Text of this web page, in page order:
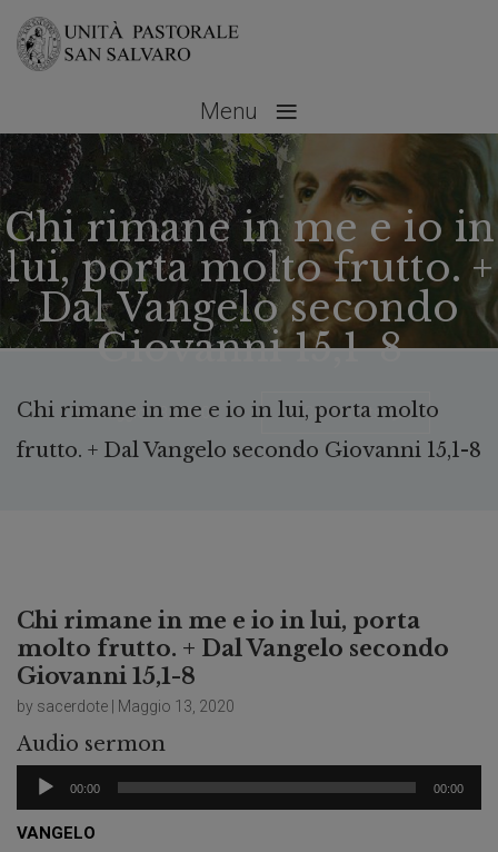
Menu ≡
Chi rimane in me e io in
lui, porta molto frutto. +
Dal Vangelo secondo
Giovanni 15,1-8
Maggio 13, 2020 No Comments
Chi rimane in me e io in lui, porta molto
frutto. + Dal Vangelo secondo Giovanni 15,1-8
Chi rimane in me e io in lui, porta
molto frutto. + Dal Vangelo secondo
Giovanni 15,1-8
by sacerdote | Maggio 13, 2020
Audio sermon
Audio
Player
00:00 00:00
VANGELO